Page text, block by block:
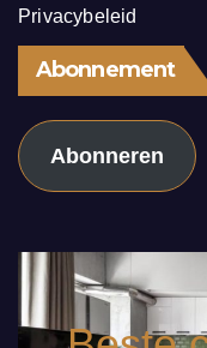
Privacybeleid
Abonnement
Abonneren